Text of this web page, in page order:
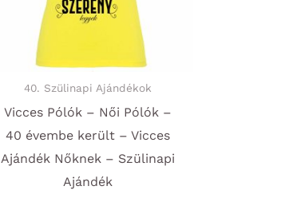
40. Szülinapi Ajándékok
Vicces Pólók – Női Pólók –
40 évembe került – Vicces
Ajándék Nőknek – Szülinapi
Ajándék